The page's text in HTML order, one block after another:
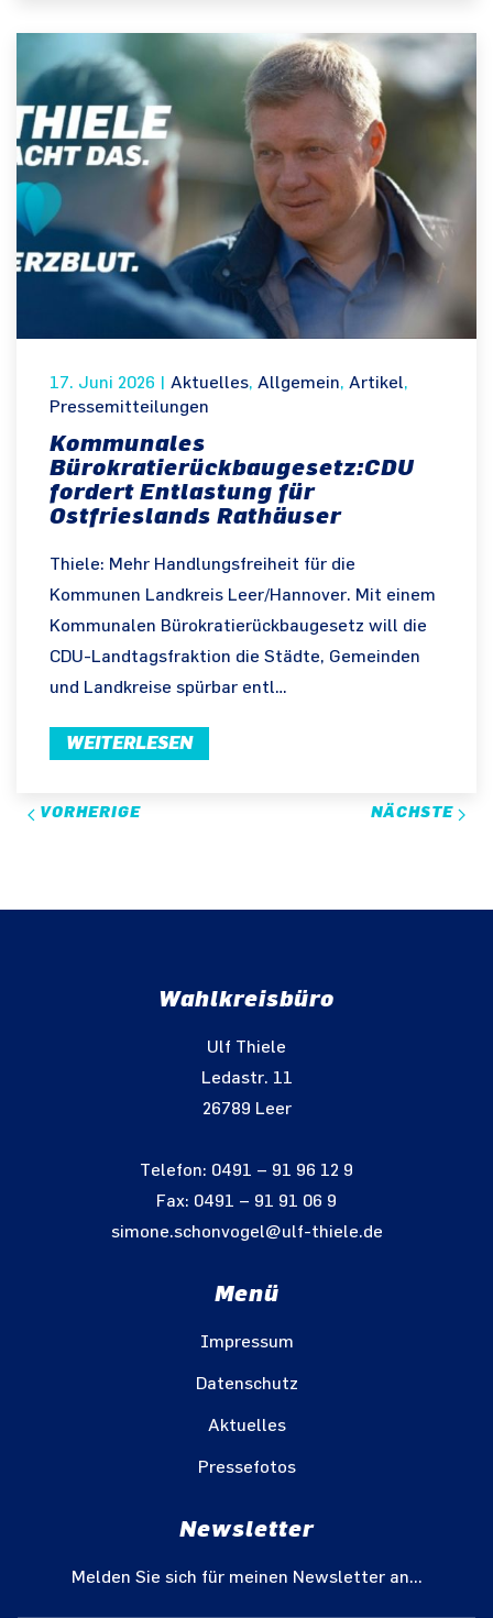
17. Juni 2026 Aktuelles, Allgemein, Artikel,
Pressemitteilungen
Kommunales
Bürokratierückbaugesetz:CDU
fordert Entlastung für
Ostfrieslands Rathäuser
Thiele: Mehr Handlungsfreiheit für die
Kommunen Landkreis Leer/Hannover. Mit einem
Kommunalen Bürokratierückbaugesetz will die
CDU-Landtagsfraktion die Städte, Gemeinden
und Landkreise spürbar entl…
WEITERLESEN
VORHERIGE NÄCHSTE
Wahlkreisbüro
Ulf Thiele
Ledastr. 11
26789 Leer
Telefon: 0491 – 91 96 12 9
Fax: 0491 – 91 91 06 9
simone.schonvogel@ulf-thiele.de
Menü
Impressum
Datenschutz
Aktuelles
Pressefotos
Newsletter
Melden Sie sich für meinen Newsletter an...